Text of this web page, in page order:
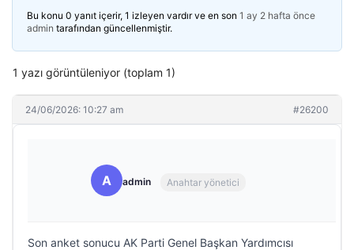
Bu konu 0 yanıt içerir, 1 izleyen vardır ve en son 1 ay 2 hafta önce
admin tarafından güncellenmiştir.
1 yazı görüntüleniyor (toplam 1)
24/06/2026: 10:27 am #26200
A admin Anahtar yönetici
Son anket sonucu AK Parti Genel Başkan Yardımcısı